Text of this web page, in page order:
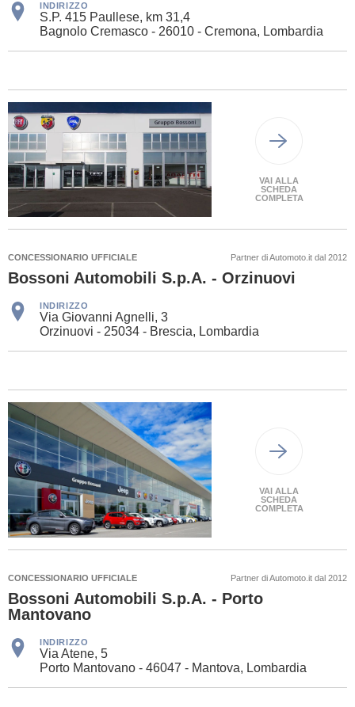
INDIRIZZO
S.P. 415 Paullese, km 31,4
Bagnolo Cremasco - 26010 - Cremona, Lombardia
VAI ALLA
SCHEDA
COMPLETA
CONCESSIONARIO UFFICIALE Partner di Automoto.it dal 2012
Bossoni Automobili S.p.A. - Orzinuovi
INDIRIZZO
Via Giovanni Agnelli, 3
Orzinuovi - 25034 - Brescia, Lombardia
VAI ALLA
SCHEDA
COMPLETA
CONCESSIONARIO UFFICIALE Partner di Automoto.it dal 2012
Bossoni Automobili S.p.A. - Porto
Mantovano
INDIRIZZO
Via Atene, 5
Porto Mantovano - 46047 - Mantova, Lombardia